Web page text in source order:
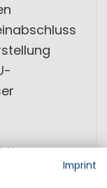
Imprint